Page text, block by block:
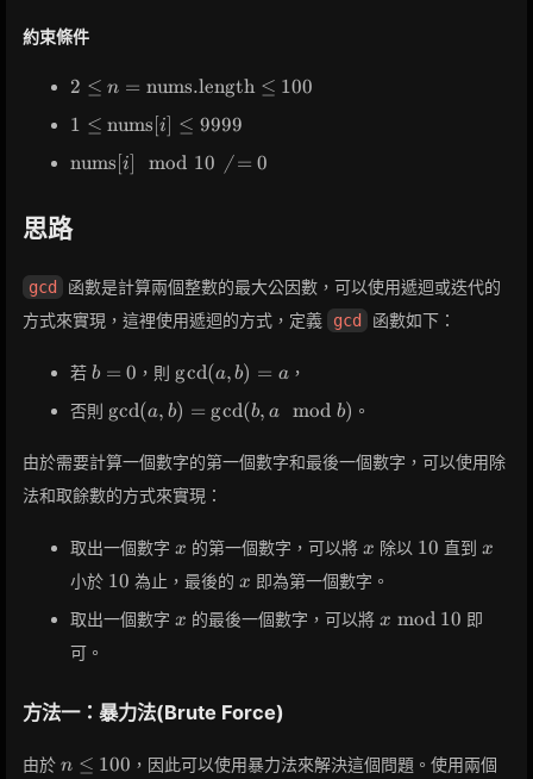
約束條件
2 \leq n =
\text{nums.length}
\leq 100
2 ≤ n = nums.length ≤ 100
1 \leq
\text{nums}
[i] \leq 9999
1 ≤ nums [i] ≤ 9999
\text{nums}
[i] \mod 10
nums [i] mod 10 = 0
思路
gcd
函數是計算兩個整數的最大公因數，可以使用遞迴或迭代的
方式來實現，這裡使用遞迴的方式，定義
gcd 函數如下：
若 b
0
b = 0 ，則 \gcd(a,
gcd(a, b) = a，
否則 \gcd(a,
\gcd(b,
a \mod
b)
gcd(a, b) = gcd(b, a mod b) 。
由於需要計算一個數字的第一個數字和最後一個數字，可以使用除
法和取餘數的方式來實現：
取出一個數字 x
x 的第一個數字，可以將 x
x 除以 10
10 直到 x
x
小於 10
10 為止，最後的 x
x 即為第一個數字。
取出一個數字 x
x 的最後一個數字，可以將 x
x mod 10 即
可。
方法一：暴力法(Brute Force)
由於 n
n ≤ 100 ，因此可以使用暴力法來解決這個問題。使用兩個